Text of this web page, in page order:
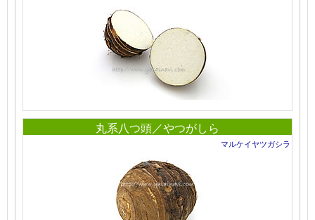
丸系八つ頭／やつがしら
マルケイヤツガシラ